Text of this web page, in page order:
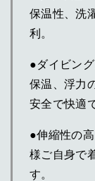
保温性、洗
利。
●ダイビン
保温、浮力
安全で快適
●伸縮性の
様ご自身で
す。